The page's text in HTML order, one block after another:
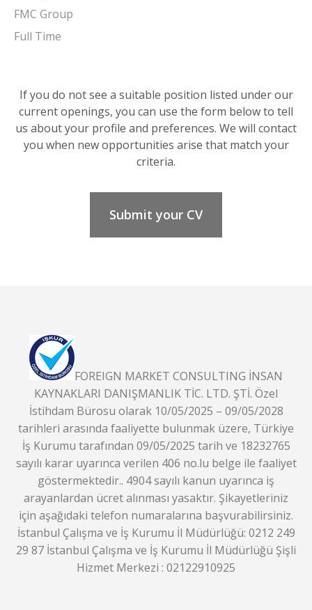
FMC Group
Full Time
If you do not see a suitable position listed under our
current openings, you can use the form below to tell
us about your profile and preferences. We will contact
you when new opportunities arise that match your
criteria.
Submit your CV
FOREIGN MARKET CONSULTING İNSAN
KAYNAKLARI DANIŞMANLIK TİC. LTD. ŞTİ. Özel
İstihdam Bürosu olarak 10/05/2025 – 09/05/2028
tarihleri arasında faaliyette bulunmak üzere, Türkiye
İş Kurumu tarafından 09/05/2025 tarih ve 18232765
sayılı karar uyarınca verilen 406 no.lu belge ile faaliyet
göstermektedir.. 4904 sayılı kanun uyarınca iş
arayanlardan ücret alınması yasaktır. Şikayetleriniz
için aşağıdaki telefon numaralarına başvurabilirsiniz.
İstanbul Çalışma ve İş Kurumu İl Müdürlüğü: 0212 249
29 87 İstanbul Çalışma ve İş Kurumu İl Müdürlüğü Şişli
Hizmet Merkezi : 02122910925